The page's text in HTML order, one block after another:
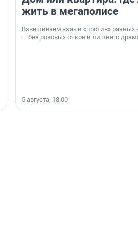
жить в мегаполисе
Взвешиваем «за» и «против» разных
— без розовых очков и лишнего
5 августа, 18:00